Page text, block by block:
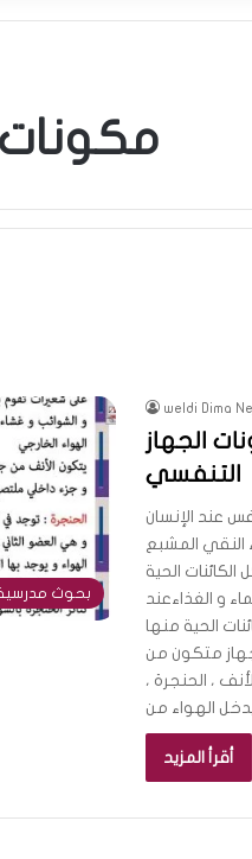
بحوث
weldi Dima
الجهاز
التنفسي
عند الإنسان
النقي المشبع
الحية
و الغذاءعند
الحية منها
جهاز متكون من
، الحنجرة ،
أقرأ المزيد